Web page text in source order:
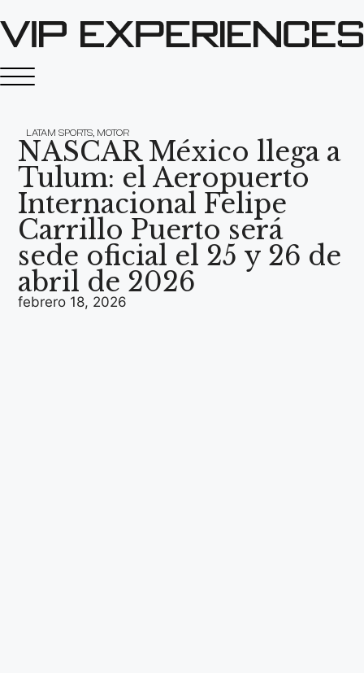
LATAM SPORTS MOTOR
NASCAR México llega a
Tulum: el Aeropuerto
Internacional Felipe
Carrillo Puerto será
sede oficial el 25 y 26 de
abril de 2026
febrero 18, 2026